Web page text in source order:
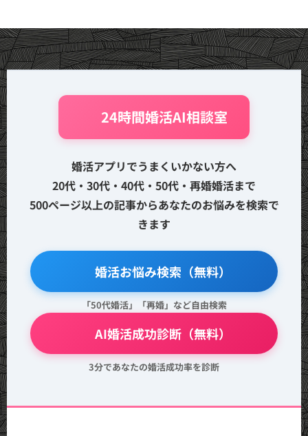
🤖 24時間婚活AI相談室
婚活アプリでうまくいかない方へ
20代・30代・40代・50代・再婚婚活まで
500ページ以上の記事からあなたのお悩みを検索で
きます
🔍 婚活お悩み検索（無料）
「50代婚活」「再婚」など自由検索
💖 AI婚活成功診断（無料）
3分であなたの婚活成功率を診断